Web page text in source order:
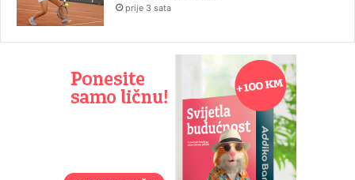
prije 3 sata